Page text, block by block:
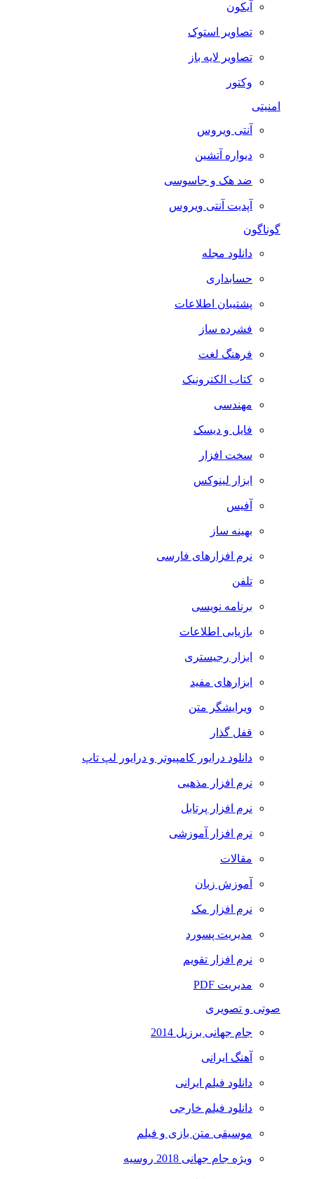
آیکون
تصاویر استوک
تصاویر لایه باز
وکتور
امنیتی
آنتی ویروس
دیواره آتشین
ضد هک و جاسوسی
آپدیت آنتی ویروس
گوناگون
دانلود مجله
حسابداری
پشتیبان اطلاعات
فشرده ساز
فرهنگ لغت
کتاب الکترونیک
مهندسی
فایل و دیسک
سخت افزار
ابزار لینوکس
آفیس
بهینه ساز
نرم افزارهای فارسی
تلفن
برنامه نویسی
بازیابی اطلاعات
ابزار رجیستری
ابزارهای مفید
ویرایشگر متن
قفل گذار
دانلود درایور کامپیوتر و درایور لپ تاپ
نرم افزار مذهبی
نرم افزار پرتابل
نرم افزار آموزشی
مقالات
آموزش زبان
نرم افزار مک
مدیریت پسورد
نرم افزار تقویم
مدیریت PDF
صوتی و تصویری
جام جهانی برزیل 2014
آهنگ ایرانی
دانلود فیلم ایرانی
دانلود فیلم خارجی
موسیقی متن بازی و فیلم
ویژه جام جهانی 2018 روسیه